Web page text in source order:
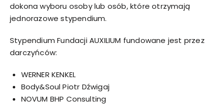
dokona wyboru osoby lub osób, które otrzymają
jednorazowe stypendium.
Stypendium Fundacji AUXILIUM fundowane jest przez
darczyńców:
WERNER KENKEL
Body&Soul Piotr Dźwigaj
NOVUM BHP Consulting